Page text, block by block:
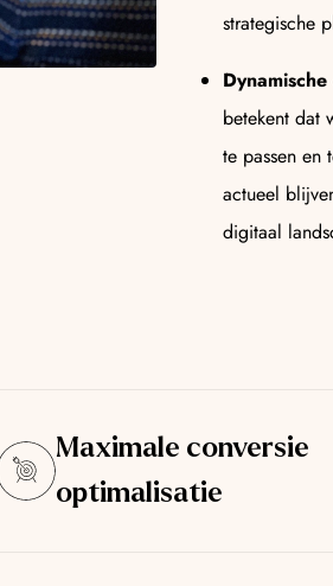
strategische
betekent dat
te passen en
actueel
digitaal
Maximale conversie
optimalisatie